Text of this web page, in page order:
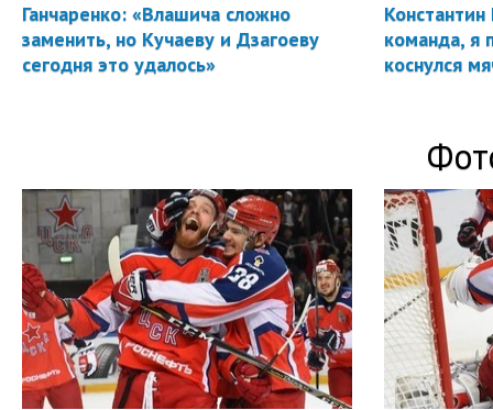
Ганчаренко: «Влашича сложно
заменить, но Кучаеву и Дзагоеву
сегодня это удалось»
Константин
команда, я
коснулся